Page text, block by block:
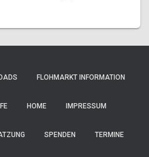
FLOHMARKT INFORMATION
HOME IMPRESSUM
SPENDEN TERMINE